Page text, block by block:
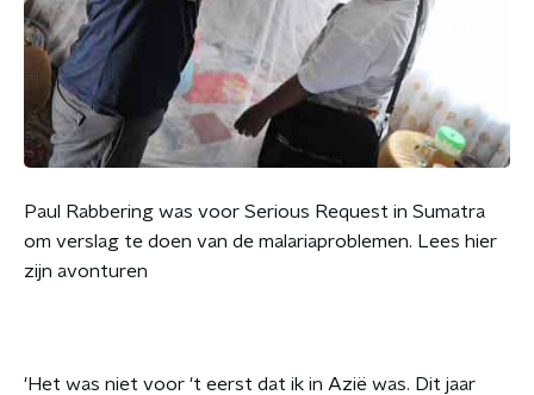
Paul Rabbering was voor Serious Request in Sumatra
om verslag te doen van de malariaproblemen. Lees hier
zijn avonturen
'Het was niet voor 't eerst dat ik in Azië was. Dit jaar